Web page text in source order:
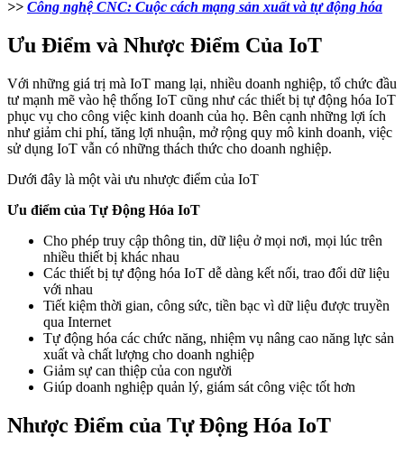
>> Công nghệ CNC: Cuộc cách mạng sản xuất và tự động hóa
Ưu Điểm và Nhược Điểm Của IoT
Với những giá trị mà IoT mang lại, nhiều doanh nghiệp, tổ chức đầu
tư mạnh mẽ vào hệ thống IoT cũng như các thiết bị tự động hóa IoT
phục vụ cho công việc kinh doanh của họ. Bên cạnh những lợi ích
như giảm chi phí, tăng lợi nhuận, mở rộng quy mô kinh doanh, việc
sử dụng IoT vẫn có những thách thức cho doanh nghiệp.
Dưới đây là một vài ưu nhược điểm của IoT
Ưu điểm của Tự Động Hóa IoT
Cho phép truy cập thông tin, dữ liệu ở mọi nơi, mọi lúc trên
nhiều thiết bị khác nhau
Các thiết bị tự động hóa IoT dễ dàng kết nối, trao đổi dữ liệu
với nhau
Tiết kiệm thời gian, công sức, tiền bạc vì dữ liệu được truyền
qua Internet
Tự động hóa các chức năng, nhiệm vụ nâng cao năng lực sản
xuất và chất lượng cho doanh nghiệp
Giảm sự can thiệp của con người
Giúp doanh nghiệp quản lý, giám sát công việc tốt hơn
Nhược Điểm của Tự Động Hóa IoT